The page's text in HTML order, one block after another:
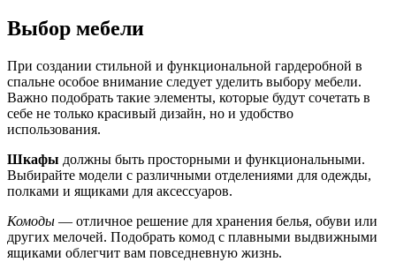
Выбор мебели
При создании стильной и функциональной гардеробной в
спальне особое внимание следует уделить выбору мебели.
Важно подобрать такие элементы, которые будут сочетать в
себе не только красивый дизайн, но и удобство
использования.
Шкафы должны быть просторными и функциональными.
Выбирайте модели с различными отделениями для одежды,
полками и ящиками для аксессуаров.
Комоды — отличное решение для хранения белья, обуви или
других мелочей. Подобрать комод с плавными выдвижными
ящиками облегчит вам повседневную жизнь.